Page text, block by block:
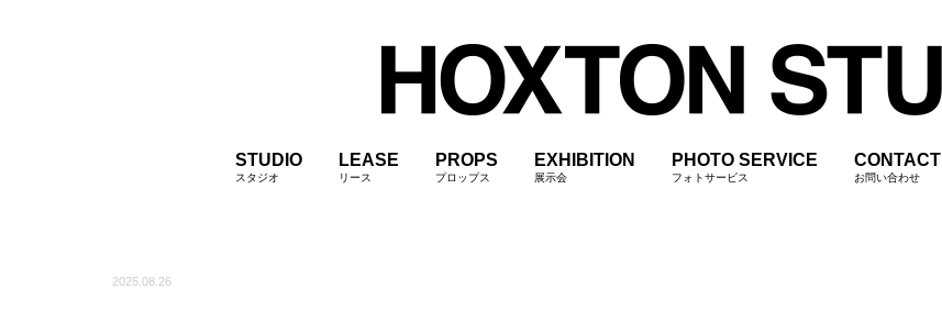
STUDIO
スタジオ
LEASE
リース
PROPS
プロップス
EXHIBITION
展示会
PHOTO SERVICE
フォトサービス
CONTACT
お問い合わせ
2025.08.26